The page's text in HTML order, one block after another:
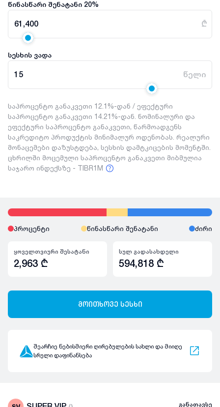
წინასწარი შენატანი 20%
61,400 ₾
სესხის ვადა
15 წელი
საპროცენტო განაკვეთი 12.1%-დან / ეფექტური
საპროცენტო განაკვეთი 14.21%-დან. ნომინალური და
ეფექტური საპროცენტო განაკვეთი, წარმოადგენს
საკრედიტო პროდუქტის მინიმალურ ოდენობას. რეალური
მონაცემები დაზუსტდება, სესხის დამტკიცების მომენტში.
ცხრილში მოცემული საპროცენტო განაკვეთი მიბმულია
საჯარო ინდექსზე - TIBR1M
პროცენტი წინასწარი შენატანი ძირი
ყოველთვიური შესატანი
2,963 ₾
სულ გადასახდელი
594,818 ₾
მოითხოვე სესხი
შეარჩიე ნებისმიერი ღირებულების სახლი და მიიღე
სრული დაფინანსება
განათავსე